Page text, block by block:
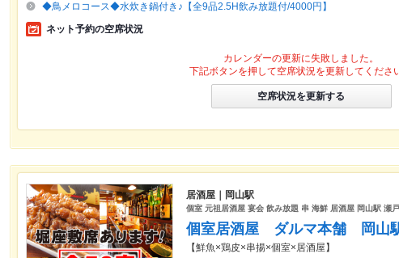
◆鳥メロコース◆水炊き鍋付き♪【全9品2.5H飲み放題付/4000円】
ネット予約の空席状況
カレンダーの更新に失敗しました。
下記ボタンを押して空席状況を更新してくださ
空席状況を更新する
居酒屋｜岡山駅
個室 元祖居酒屋 宴会 飲み放題 串 海鮮 居酒屋 岡山駅 瀬
個室居酒屋 ダルマ本舗 岡山
【鮮魚×鶏皮×串揚×個室×居酒屋】